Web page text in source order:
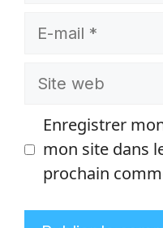
E-
Site
Enregistrer
mon site dans
prochain